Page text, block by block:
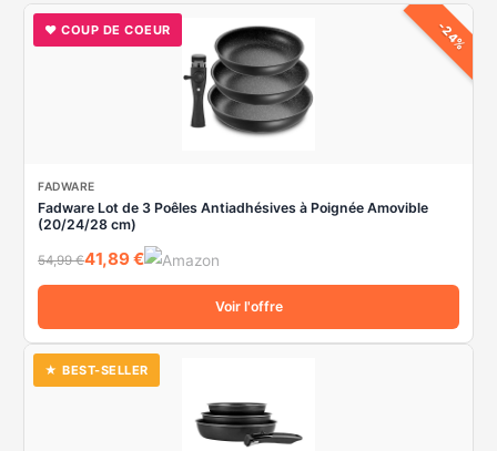
-24%
♥ COUP DE COEUR
FADWARE
Fadware Lot de 3 Poêles Antiadhésives à Poignée Amovible
(20/24/28 cm)
54,99 €41,89 €
Voir l'offre
★ BEST-SELLER